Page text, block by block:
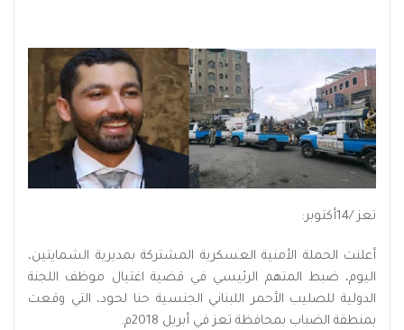
تعز /14أكتوبر:
أعلنت الحملة الأمنية العسكرية المشتركة بمديرية الشمايتين،
اليوم، ضبط المتهم الرئيسي في قضية اغتيال موظف اللجنة
الدولية للصليب الأحمر اللبناني الجنسية حنا لحود، التي وقعت
بمنطقة الضباب بمحافظة تعز في أبريل 2018م.